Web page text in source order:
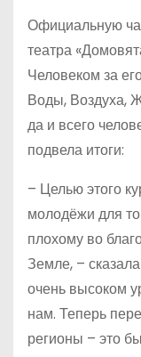
Официальную
театра
Человеком за
Воды, Воздуха,
да и всего
подвела итоги:
– Целью этого
молодёжи для
плохому во
Земле, –
очень высоком
нам. Теперь
регионы – это